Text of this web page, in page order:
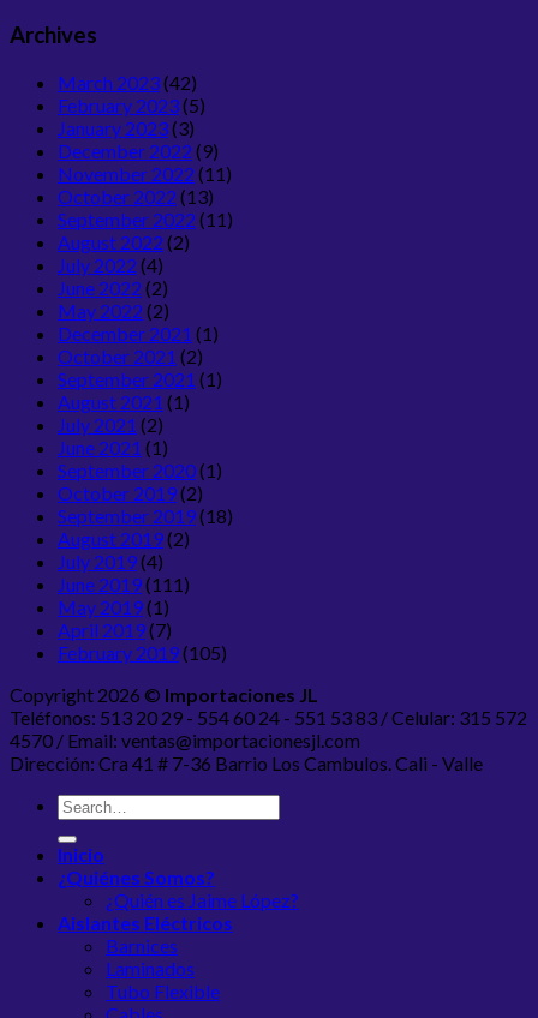
Archives
March 2023(42)
February 2023(5)
January 2023(3)
December 2022 (9)
November 2022 (11)
October 2022 (13)
September 2022 (11)
August 2022 (2)
July 2022 (4)
June 2022 (2)
May 2022 (2)
December 2021 (1)
October 2021 (2)
September 2021 (1)
August 2021 (1)
July 2021 (2)
June 2021 (1)
September 2020(1)
October 2019(2)
September 2019(18)
August 2019(2)
July 2019(4)
June 2019(111)
May 2019(1)
April 2019(7)
February 2019(105)
Copyright 2026 © Importaciones JL
Teléfonos: 513 20 29 - 554 60 24 - 551 53 83 / Celular: 315 572
4570 / Email: ventas@importacionesjl.com
Dirección: Cra 41 # 7-36 Barrio Los Cambulos. Cali - Valle
Inicio
¿Quiénes Somos?
¿Quién es Jaime López?
Aislantes Eléctricos
Barnices
Laminados
Tubo Flexible